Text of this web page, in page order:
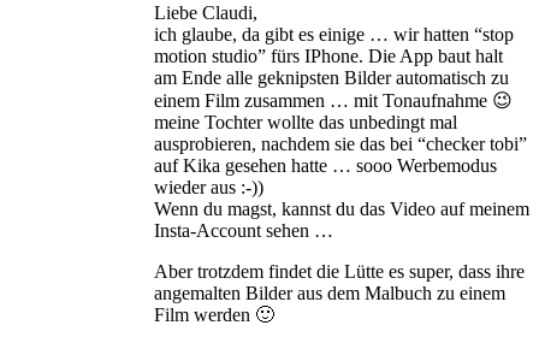
Liebe Claudi,
ich glaube, da gibt es einige … wir hatten “stop
motion studio” fürs IPhone. Die App baut halt
am Ende alle geknipsten Bilder automatisch zu
einem Film zusammen … mit Tonaufnahme 😉
meine Tochter wollte das unbedingt mal
ausprobieren, nachdem sie das bei “checker tobi”
auf Kika gesehen hatte … sooo Werbemodus
wieder aus :-))
Wenn du magst, kannst du das Video auf meinem
Insta-Account sehen …
Aber trotzdem findet die Lütte es super, dass ihre
angemalten Bilder aus dem Malbuch zu einem
Film werden 🙂